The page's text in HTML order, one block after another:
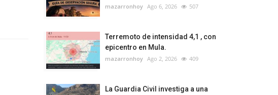
mazarronhoy Ago 6, 2026 507
Terremoto de intensidad 4,1 , con
epicentro en Mula.
mazarronhoy Ago 2, 2026 409
La Guardia Civil investiga a una